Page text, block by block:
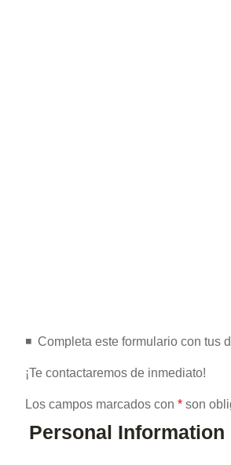
◾️ ️ Completa este formulario con tus
¡Te contactaremos de inmediato!
Los campos marcados con * son
Personal Information